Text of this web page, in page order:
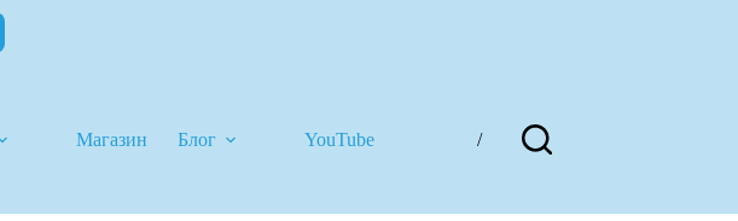
Магазин Блог YouTube /